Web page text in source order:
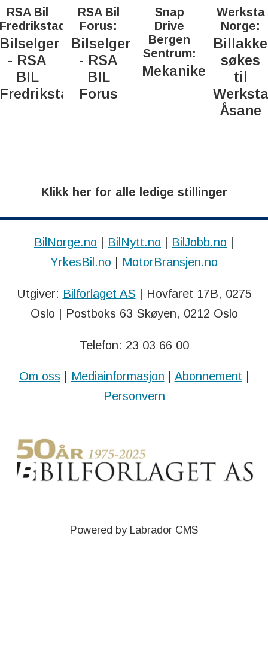
RSA Bil
Fredrikstad:
Bilselger
- RSA
BIL
Fredrikstad
RSA Bil
Forus:
Bilselger
- RSA
BIL
Forus
Snap
Drive
Bergen
Sentrum:
Mekaniker
Werksta
Norge:
søkes
til
Åsane
Klikk her for alle ledige stillinger
BilNorge.no BilNytt.no BilJobb.no
YrkesBil.no
MotorBransjen.no
Utgiver: Bilforlaget AS | Hovfaret 17B, 0275
Oslo | Postboks 63 Skøyen, 0212 Oslo
Telefon: 23 03 66 00
Om oss Mediainformasjon Abonnement|
Personvern
Powered by Labrador CMS